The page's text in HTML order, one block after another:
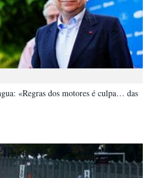
«Regras dos motores é culpa… das